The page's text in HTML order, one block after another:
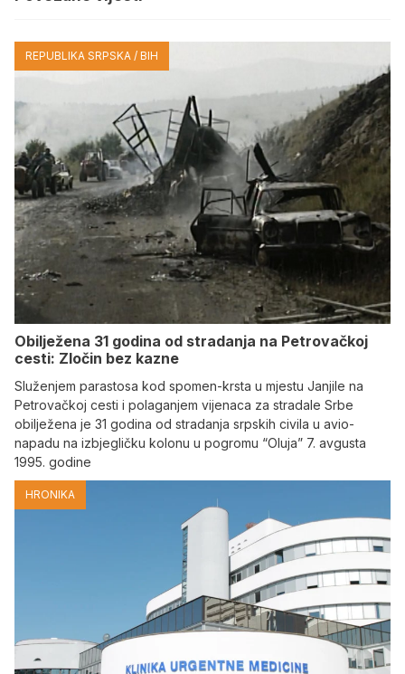
REPUBLIKA SRPSKA / BIH
Obilježena 31 godina od stradanja na Petrovačkoj
cesti: Zločin bez kazne
Služenjem parastosa kod spomen-krsta u mjestu Janjile na
Petrovačkoj cesti i polaganjem vijenaca za stradale Srbe
obilježena je 31 godina od stradanja srpskih civila u avio-
napadu na izbjegličku kolonu u pogromu “Oluja” 7. avgusta
1995. godine
HRONIKA